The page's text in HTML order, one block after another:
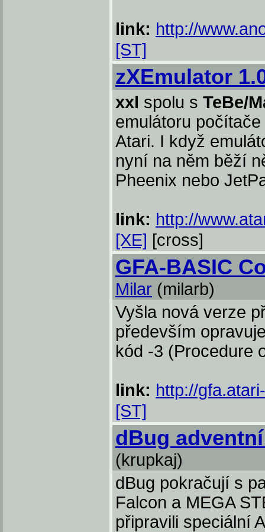
link: http://
[ST]
zXEmulator
xxl spolu s TeBe/
emulátoru počítače
Atari. I když
nyní na něm běží
Pheenix nebo
link: http://
[XE] [cross]
GFA-BASIC
Milar (milarb)
Vyšla nová verze
především
kód -3 (Procedure
link: http://
[ST]
dBug
(krupkaj)
dBug pokračují s
Falcon a MEGA
připravili speciální